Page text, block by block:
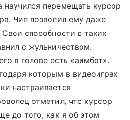
научился перемещать курсор
Чип позволил ему даже
способности в таких
с жульничеством.
в голове есть «аимбот».
которым в видеоиграх
настраивается
отметил, что курсор
до того, как я об этом